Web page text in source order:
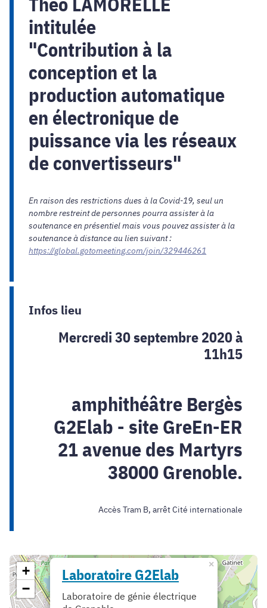
intitulée
"Contribution à la
conception et la
production automatique
en électronique de
puissance via les réseaux
de convertisseurs"
En raison des restrictions dues à la Covid-19, seul un
nombre restreint de personnes pourra assister à la
soutenance en présentiel mais vous pouvez assister à la
soutenance à distance au lien suivant :
https://global.gotomeeting.com/join/329446261
Infos lieu
Mercredi 30 septembre 2020 à
11h15
amphithéâtre Bergès
G2Elab - site GreEn-ER
21 avenue des Martyrs
38000 Grenoble.
Accès Tram B, arrêt Cité internationale
Laboratoire G2Elab
Laboratoire de génie électrique
×
+
−